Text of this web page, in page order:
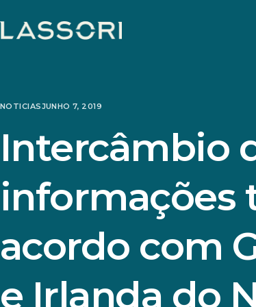
NOTICIASJUNHO 7, 2019
Intercâmbio
informações
acordo com
e Irlanda do